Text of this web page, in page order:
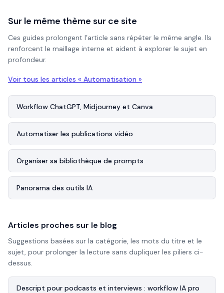
Sur le même thème sur ce site
Ces guides prolongent l’article sans répéter le même angle. Ils
renforcent le maillage interne et aident à explorer le sujet en
profondeur.
Voir tous les articles « Automatisation »
Workflow ChatGPT, Midjourney et Canva
Automatiser les publications vidéo
Organiser sa bibliothèque de prompts
Panorama des outils IA
Articles proches sur le blog
Suggestions basées sur la catégorie, les mots du titre et le
sujet, pour prolonger la lecture sans dupliquer les piliers ci-
dessus.
Descript pour podcasts et interviews : workflow IA pro